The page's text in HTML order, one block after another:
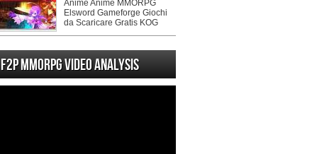
Anime Anime MMORPG
Elsword Gameforge Giochi
da Scaricare Gratis KOG
F2P MMORPG Video analysis